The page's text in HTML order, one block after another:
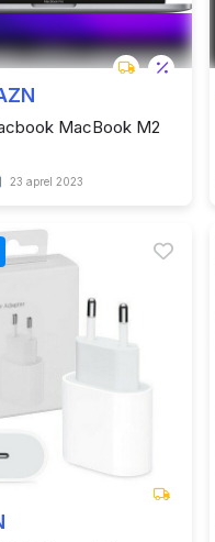
MacBook M2
23 aprel 2023